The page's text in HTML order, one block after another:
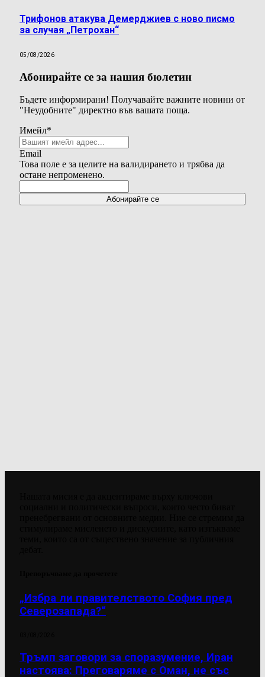
Трифонов атакува Демерджиев с ново писмо
за случая „Петрохан“
05/08/2026
Абонирайте се за нашия бюлетин
Бъдете информирани! Получавайте важните новини от
"Неудобните" директно във вашата поща.
Имейл*
Email
Това поле е за целите на валидирането и трябва да
остане непроменено.
„Избра ли правителството София пред
Северозапада?“
Тръмп заговори за споразумение, Иран
настоява: Преговаряме с Оман, не със